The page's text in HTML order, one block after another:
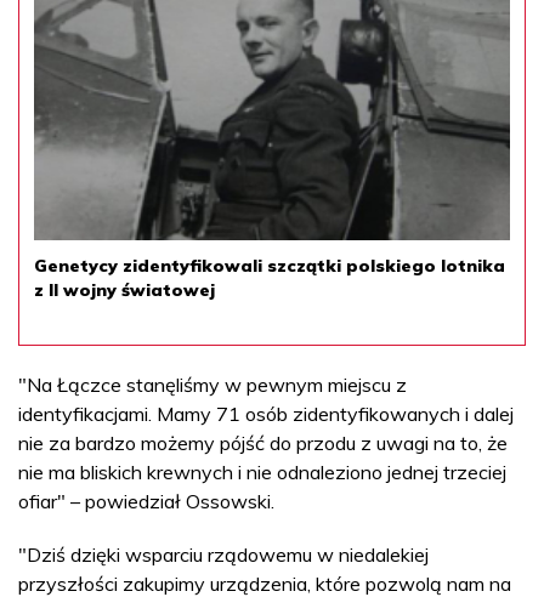
Genetycy zidentyfikowali szczątki polskiego lotnika
z II wojny światowej
"Na Łączce stanęliśmy w pewnym miejscu z
identyfikacjami. Mamy 71 osób zidentyfikowanych i dalej
nie za bardzo możemy pójść do przodu z uwagi na to, że
nie ma bliskich krewnych i nie odnaleziono jednej trzeciej
ofiar" – powiedział Ossowski.
"Dziś dzięki wsparciu rządowemu w niedalekiej
przyszłości zakupimy urządzenia, które pozwolą nam na